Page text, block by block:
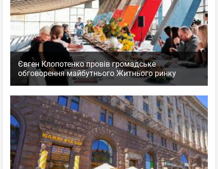
Євген Клопотенко провів громадське
обговорення майбутнього Житнього ринку